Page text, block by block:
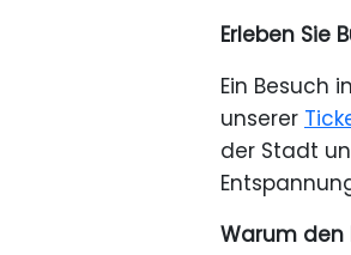
Erleben Sie
Ein Besuch
unserer
der Stadt
Warum den